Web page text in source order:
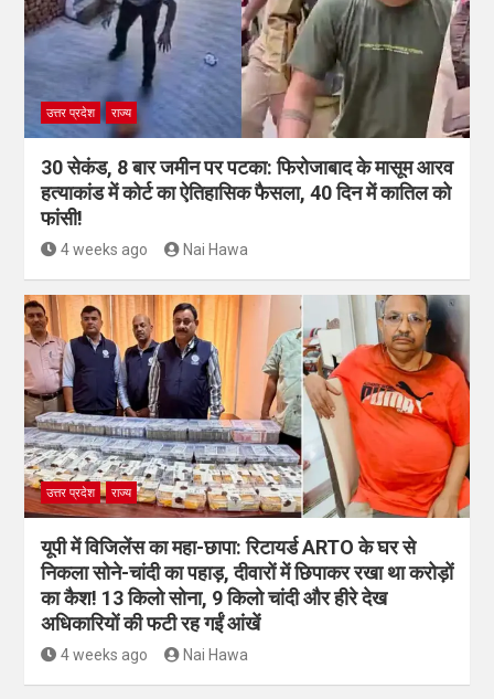
उत्तर प्रदेश राज्य
30 सेकंड, 8 बार जमीन पर पटका: फिरोजाबाद के मासूम आरव
हत्याकांड में कोर्ट का ऐतिहासिक फैसला, 40 दिन में कातिल को
फांसी!
4 weeks ago Nai Hawa
उत्तर प्रदेश राज्य
यूपी में विजिलेंस का महा-छापा: रिटायर्ड ARTO के घर से
निकला सोने-चांदी का पहाड़, दीवारों में छिपाकर रखा था करोड़ों
का कैश! 13 किलो सोना, 9 किलो चांदी और हीरे देख
अधिकारियों की फटी रह गईं आंखें
4 weeks ago Nai Hawa